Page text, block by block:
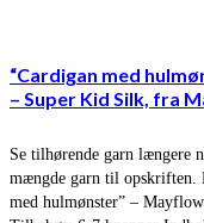
“Cardigan med
– Super Kid Silk, fra
Se tilhørende garn længere
mængde garn til opskriften.
med hulmønster” –